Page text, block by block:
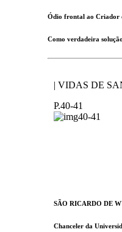
Ódio frontal ao Criador
Como verdadeira
| VIDAS DE
P.40-41
SÃO RICARDO DE
Chanceler da